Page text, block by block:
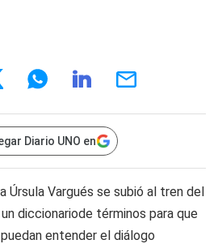
Diario UNO en
Úrsula Vargués se subió al tren del
diccionariode términos para que
entender el diálogo